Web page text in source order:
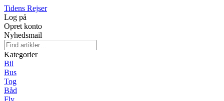
Tidens Rejser
Log på
Opret konto
Nyhedsmail
Kategorier
Bil
Bus
Tog
Båd
Fly